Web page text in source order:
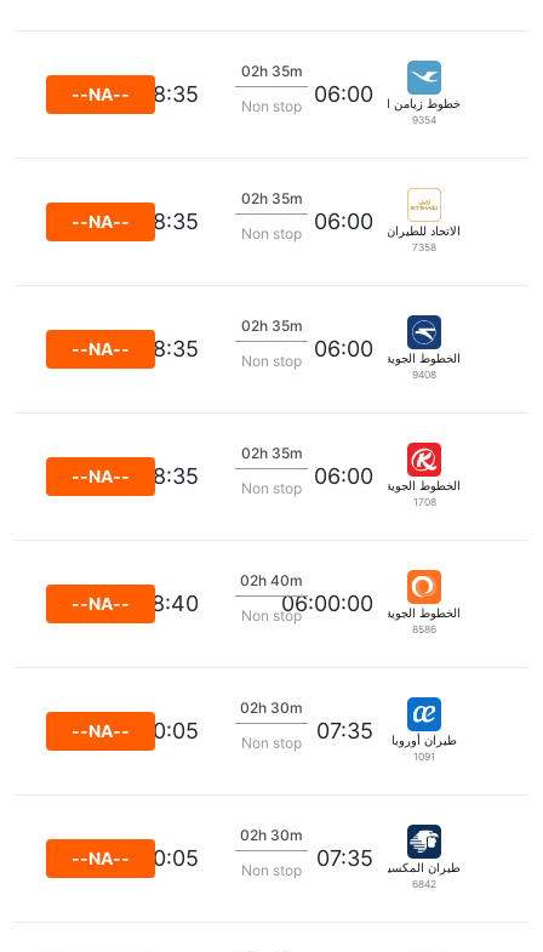
خطوط زيامن الجوية
9354
06:00
02h 35m
Non stop
08:35
--NA--
الاتحاد للطيران
7358
06:00
02h 35m
Non stop
08:35
--NA--
الخطوط الجوية الدولية الأوكرانية
9408
06:00
02h 35m
Non stop
08:35
--NA--
الخطوط الجوية الكينية
1708
06:00
02h 35m
Non stop
08:35
--NA--
الخطوط الجوية غول المحدودة
8586
06:00:00
02h 40m
Non stop
08:40
--NA--
طيران أوروبا
1091
07:35
02h 30m
Non stop
10:05
--NA--
طيران المكسيك
6842
07:35
02h 30m
Non stop
10:05
--NA--